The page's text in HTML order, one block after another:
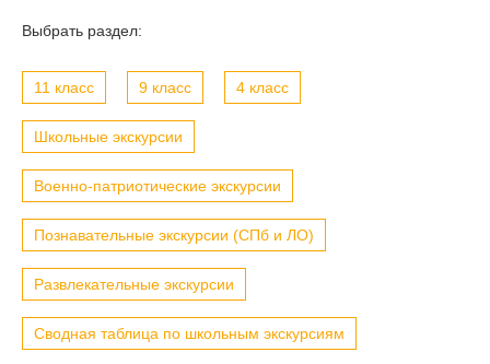
Выбрать раздел:
11 класс 9 класс 4 класс
Школьные экскурсии
Военно-патриотические экскурсии
Познавательные экскурсии (СПб и ЛО)
Развлекательные экскурсии
Сводная таблица по школьным экскурсиям